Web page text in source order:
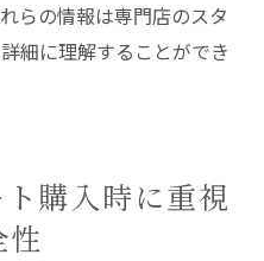
らの情報は専門店のスタ
細に理解することができ
購入時に重視